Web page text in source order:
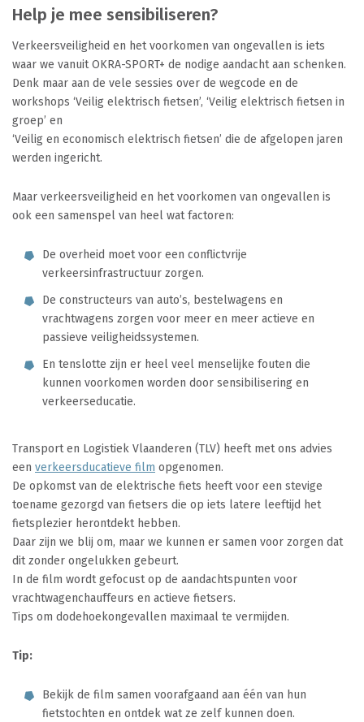
Help je mee sensibiliseren?
Verkeersveiligheid en het voorkomen van ongevallen is iets
waar we vanuit OKRA-SPORT+ de nodige aandacht aan schenken.
Denk maar aan de vele sessies over de wegcode en de
workshops ‘Veilig elektrisch fietsen’, ‘Veilig elektrisch fietsen in
groep’ en
‘Veilig en economisch elektrisch fietsen’ die de afgelopen jaren
werden ingericht.
Maar verkeersveiligheid en het voorkomen van ongevallen is
ook een samenspel van heel wat factoren:
De overheid moet voor een conflictvrije
verkeersinfrastructuur zorgen.
De constructeurs van auto’s, bestelwagens en
vrachtwagens zorgen voor meer en meer actieve en
passieve veiligheidssystemen.
En tenslotte zijn er heel veel menselijke fouten die
kunnen voorkomen worden door sensibilisering en
verkeerseducatie.
Transport en Logistiek Vlaanderen (TLV) heeft met ons advies
een verkeersducatieve film opgenomen.
De opkomst van de elektrische fiets heeft voor een stevige
toename gezorgd van fietsers die op iets latere leeftijd het
fietsplezier herontdekt hebben.
Daar zijn we blij om, maar we kunnen er samen voor zorgen dat
dit zonder ongelukken gebeurt.
In de film wordt gefocust op de aandachtspunten voor
vrachtwagenchauffeurs en actieve fietsers.
Tips om dodehoekongevallen maximaal te vermijden.
Tip:
Bekijk de film samen voorafgaand aan één van hun
fietstochten en ontdek wat ze zelf kunnen doen.